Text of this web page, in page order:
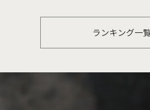
ランキング一